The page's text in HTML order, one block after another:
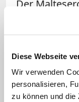
Diese Webseite
Wir verwenden
personalisieren,
zu können und die
Der
13.500
Hilfsdienst.
ansässige